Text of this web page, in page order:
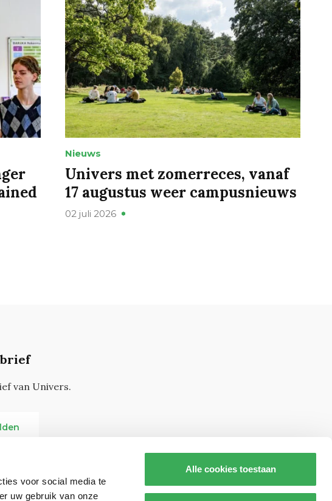
voor social media te
uw gebruik van onze
Alle cookies toestaan
Nieuws
Univers met zomerreces, vanaf
17 augustus weer campusnieuws
02 juli 2026
van Univers.